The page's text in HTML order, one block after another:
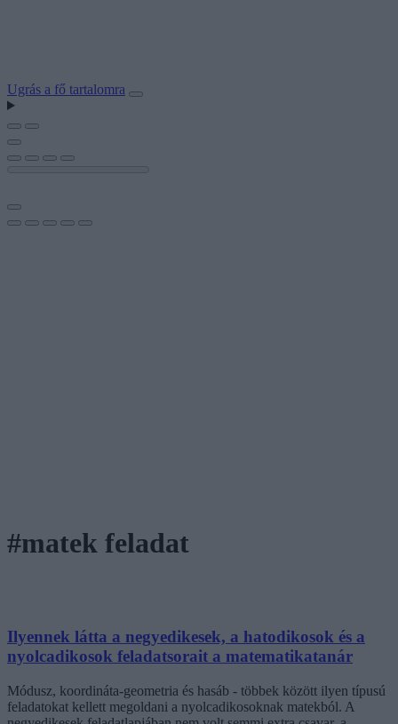
Ugrás a fő tartalomra
#matek feladat
Ilyennek látta a negyedikesek, a hatodikosok és a
nyolcadikosok feladatsorait a matematikatanár
Módusz, koordináta-geometria és hasáb - többek között ilyen típusú
feladatokat kellett megoldani a nyolcadikosoknak matekból. A